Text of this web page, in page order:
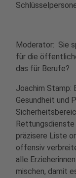
Moderator: Sie
für die
das für Berufe?
Joachim Stamp:
Gesundheit und
Rettungsdienste
präzisere Liste
offensiv
alle
mischen, damit